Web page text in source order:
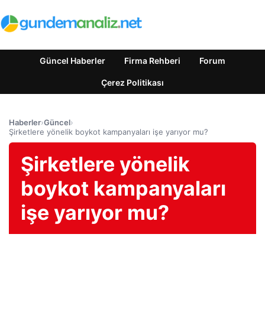
Güncel Haberler Firma Rehberi Forum
Çerez Politikası
Haberler›Güncel›
Şirketlere yönelik boykot kampanyaları işe yarıyor mu?
Şirketlere yönelik
boykot kampanyaları
işe yarıyor mu?